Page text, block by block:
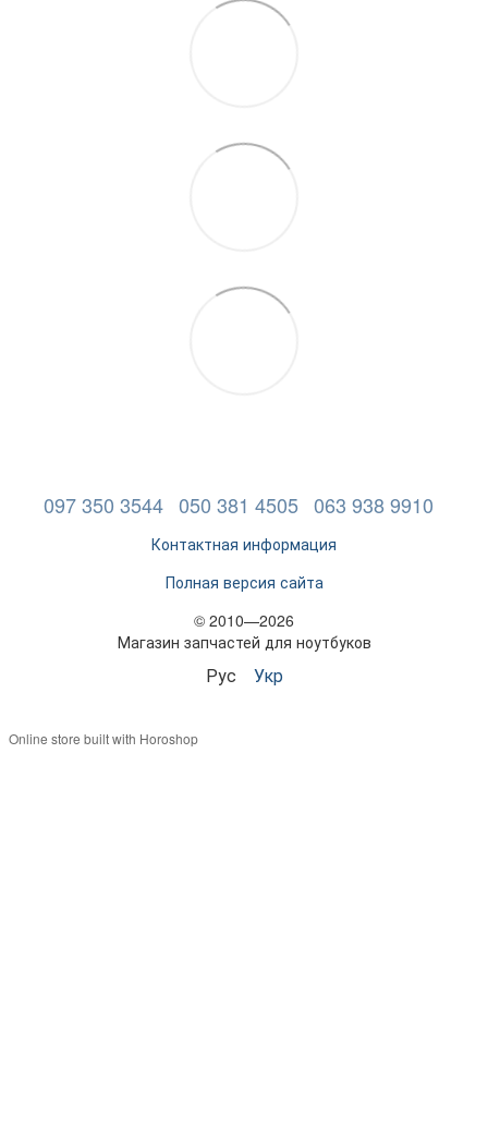
097 350 3544 050 381 4505 063 938 9910
Контактная информация
Полная версия сайта
© 2010—2026
Магазин запчастей для ноутбуков
Рус Укр
Online store built with Horoshop